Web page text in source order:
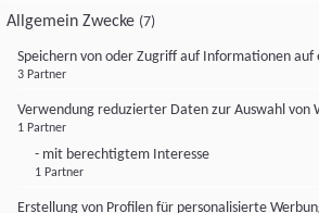
Allgemein Zwecke (7)
Speichern von oder Zugriff auf Informationen auf
3 Partner
Verwendung reduzierter Daten zur Auswahl von
1 Partner
- mit berechtigtem Interesse
1 Partner
Erstellung von Profilen für personalisierte